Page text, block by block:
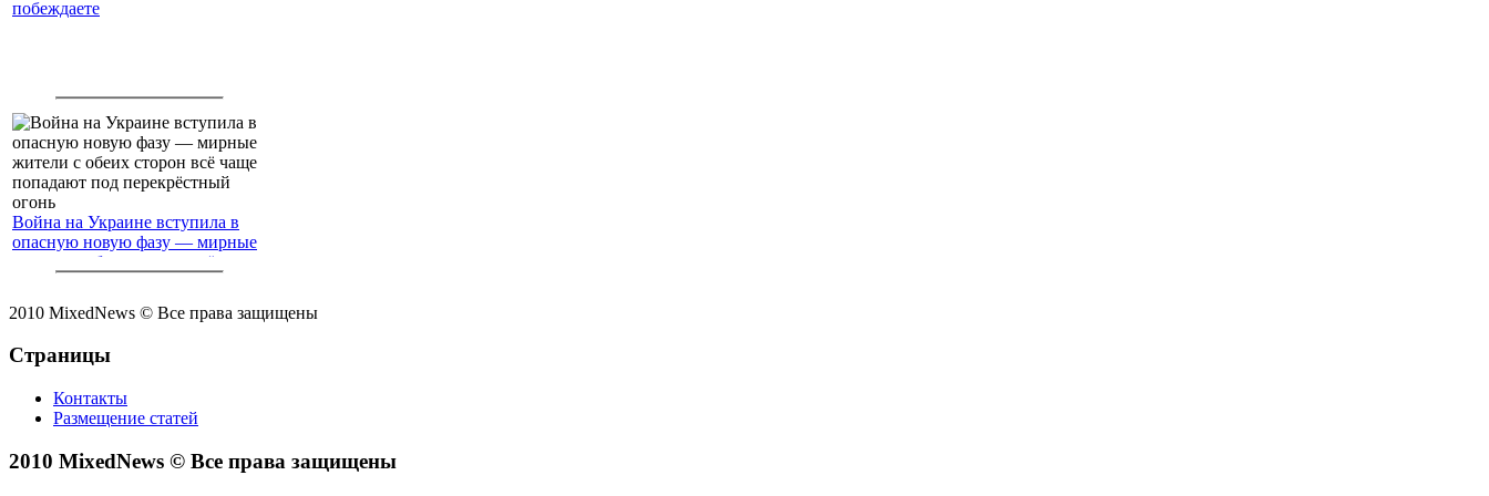
побеждаете
Война на Украине вступила в
опасную новую фазу — мирные
жители с обеих сторон всё чаще
2010 MixedNews © Все права защищены
Страницы
Контакты
Размещение статей
2010 MixedNews © Все права защищены